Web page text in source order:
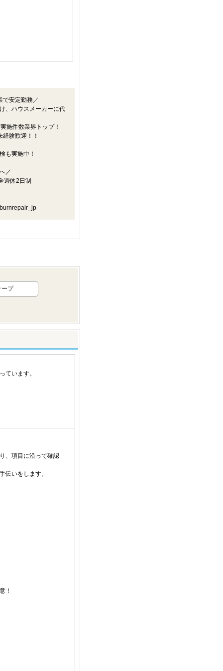
で安定勤務／
、ハウスメーカーに代
施件数業界トップ！
験歓迎！！
も実施中！
／
週休2日制
ープ
ています。
、項目に沿って確認
伝いをします。
！